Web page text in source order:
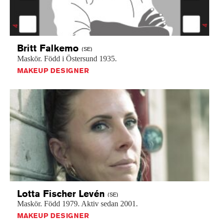
Britt Falkemo (SE)
Maskör. Född i Östersund 1935.
MAKEUP DESIGNER
Lotta Fischer Levén (SE)
Maskör. Född 1979. Aktiv sedan 2001.
MAKEUP DESIGNER